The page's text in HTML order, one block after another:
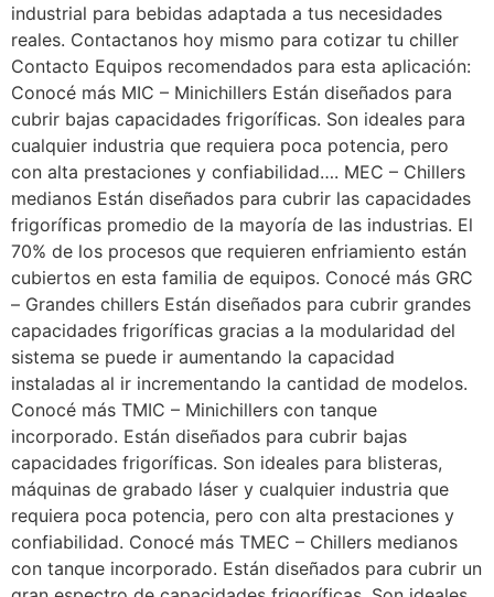
industrial para bebidas adaptada a tus necesidades
reales. Contactanos hoy mismo para cotizar tu chiller
Contacto Equipos recomendados para esta aplicación:
Conocé más MIC – Minichillers Están diseñados para
cubrir bajas capacidades frigoríficas. Son ideales para
cualquier industria que requiera poca potencia, pero
con alta prestaciones y confiabilidad…. MEC – Chillers
medianos Están diseñados para cubrir las capacidades
frigoríficas promedio de la mayoría de las industrias. El
70% de los procesos que requieren enfriamiento están
cubiertos en esta familia de equipos. Conocé más GRC
– Grandes chillers Están diseñados para cubrir grandes
capacidades frigoríficas gracias a la modularidad del
sistema se puede ir aumentando la capacidad
instaladas al ir incrementando la cantidad de modelos.
Conocé más TMIC – Minichillers con tanque
incorporado. Están diseñados para cubrir bajas
capacidades frigoríficas. Son ideales para blisteras,
máquinas de grabado láser y cualquier industria que
requiera poca potencia, pero con alta prestaciones y
confiabilidad. Conocé más TMEC – Chillers medianos
con tanque incorporado. Están diseñados para cubrir un